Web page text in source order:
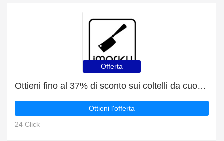
Offerta
Ottieni fino al 37% di sconto sui coltelli da cuoco alla fine della vendita
Ottieni l'offerta
24 Click